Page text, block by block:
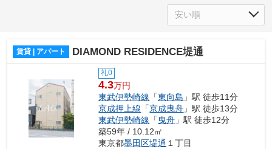
賃貸 | アパート DIAMOND RESIDENCE堤通
礼0
4.3万円
東武伊勢崎線 「東向島 」駅 徒歩11分
京成押上線 「京成曳舟 」駅 徒歩13分
東武伊勢崎線 「 曳舟 」駅 徒歩12分
築59年 / 10.12㎡
東京都墨田区堤通 １丁目